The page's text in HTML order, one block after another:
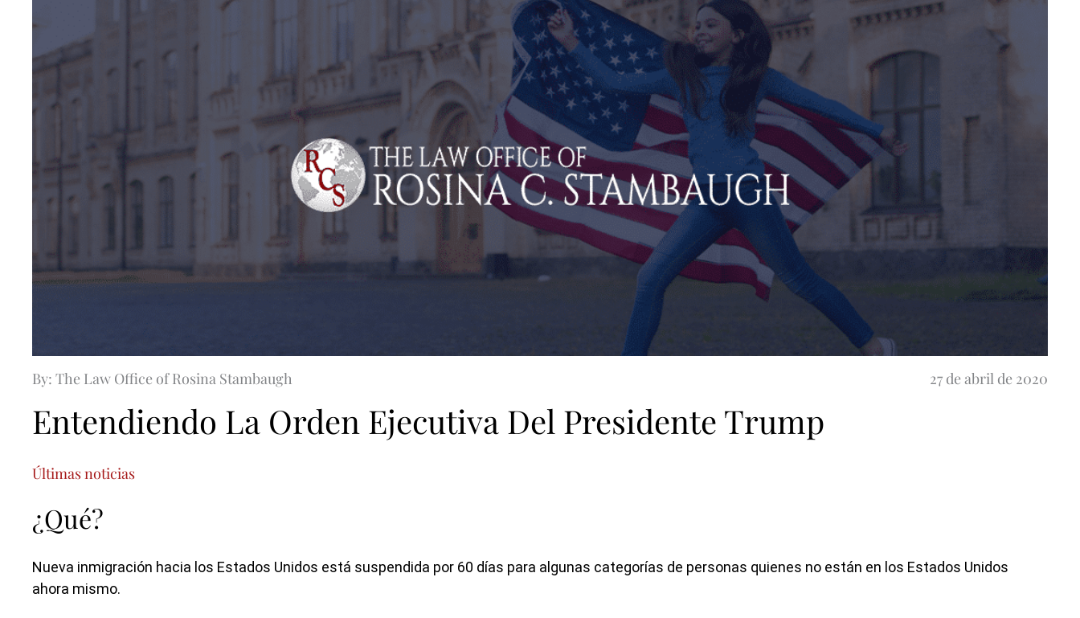
By: The Law Office of Rosina Stambaugh 27 de abril de 2020
Entendiendo La Orden Ejecutiva Del Presidente Trump
Últimas noticias
¿Qué?
Nueva inmigración hacia los Estados Unidos está suspendida por 60 días para algunas categorías de personas quienes no están en los Estados Unidos
ahora mismo.